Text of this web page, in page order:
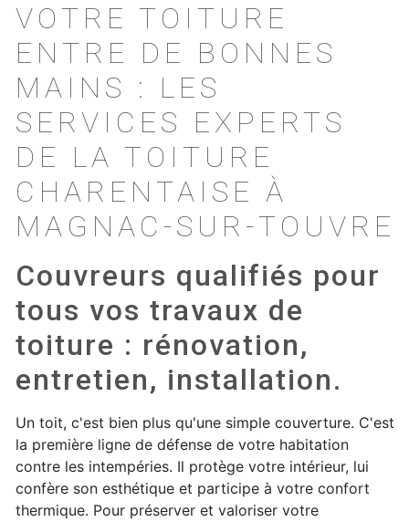
VOTRE TOITURE
ENTRE DE BONNES
MAINS : LES
SERVICES EXPERTS
DE LA TOITURE
CHARENTAISE À
MAGNAC-SUR-TOUVRE
Couvreurs qualifiés pour
tous vos travaux de
toiture : rénovation,
entretien, installation.
Un toit, c'est bien plus qu'une simple couverture. C'est
la première ligne de défense de votre habitation
contre les intempéries. Il protège votre intérieur, lui
confère son esthétique et participe à votre confort
thermique. Pour préserver et valoriser votre